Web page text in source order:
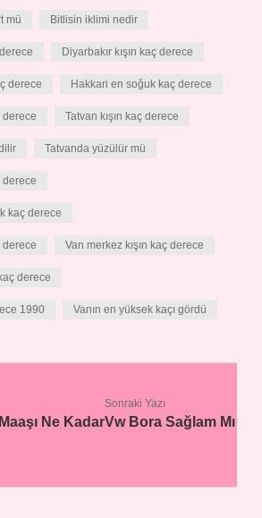
mü Bitlisin iklimi nedir
Diyarbakır kışın kaç derece
derece Hakkari en soğuk kaç derece
derece Tatvan kışın kaç derece
Tatvanda yüzülür mü
derece
kaç derece
derece Van merkez kışın kaç derece
derece
1990 Vanın en yüksek kaçı gördü
Ne Kadar
Sonraki Yazı
Vw Bora Sağlam Mı